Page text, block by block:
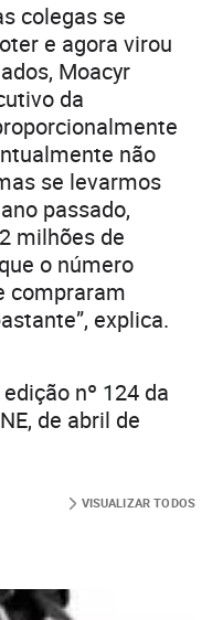
colegas se
e agora virou
Moacyr
da
não
se levarmos
passado,
milhões de
o número
compraram
explica.
nº 124 da
de abril de
VISUALIZAR TODOS